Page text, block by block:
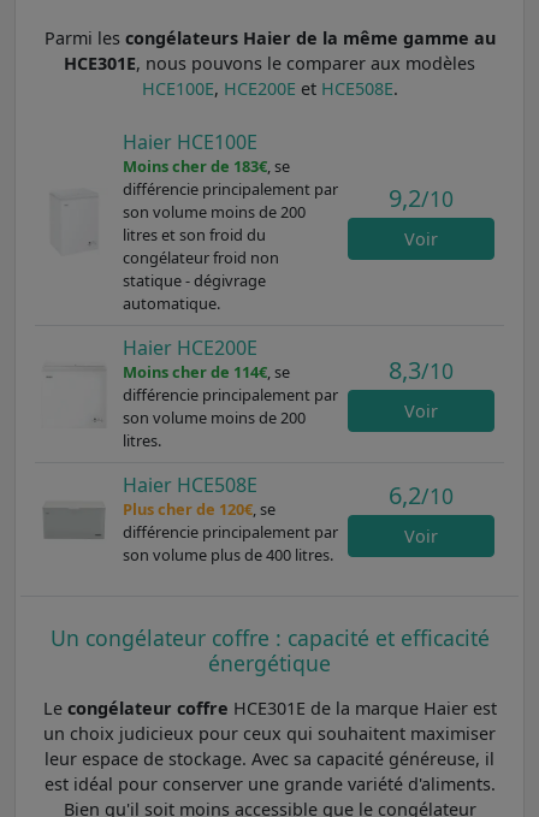
Parmi les congélateurs Haier de la même gamme au
HCE301E, nous pouvons le comparer aux modèles
HCE100E, HCE200E et HCE508E.
Haier HCE100E
Moins cher de 183€, se
différencie principalement par
son volume moins de 200
litres et son froid du
congélateur froid non
statique - dégivrage
automatique.
9,2/10
Voir
Haier HCE200E
Moins cher de 114€, se
différencie principalement par
son volume moins de 200
litres.
8,3/10
Voir
Haier HCE508E
Plus cher de 120€, se
différencie principalement par
son volume plus de 400 litres.
6,2/10
Voir
Un congélateur coffre : capacité et efficacité
énergétique
Le congélateur coffre HCE301E de la marque Haier est
un choix judicieux pour ceux qui souhaitent maximiser
leur espace de stockage. Avec sa capacité généreuse, il
est idéal pour conserver une grande variété d'aliments.
Bien qu'il soit moins accessible que le congélateur